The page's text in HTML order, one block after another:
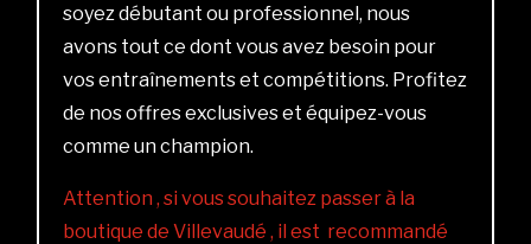
soyez débutant ou professionnel, nous
avons tout ce dont vous avez besoin pour
vos entraînements et compétitions. Profitez
de nos offres exclusives et équipez-vous
comme un champion.
Attention , si vous souhaitez passer à la
boutique de Villevaudé , il est recommandé